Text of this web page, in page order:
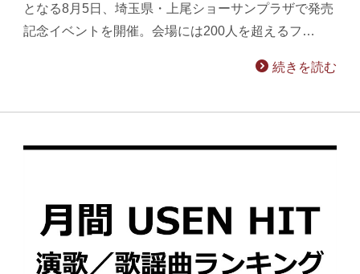
となる8月5日、埼玉県・上尾ショーサンプラザで発売
記念イベントを開催。会場には200人を超えるフ…
続きを読む